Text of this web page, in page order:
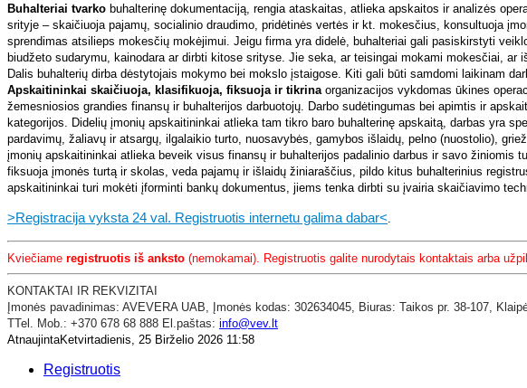
Buhalteriai tvarko buhalterinę dokumentaciją, rengia ataskaitas, atlieka apskaitos ir analizės
srityje – skaičiuoja pajamų, socialinio draudimo, pridėtinės vertės ir kt. mokesčius, konsultuoja
sprendimas atsilieps mokesčių mokėjimui. Jeigu firma yra didelė, buhalteriai gali pasiskirstyti
biudžeto sudarymu, kainodara ar dirbti kitose srityse. Jie seka, ar teisingai mokami mokesčiai,
Dalis buhalterių dirba dėstytojais mokymo bei mokslo įstaigose. Kiti gali būti samdomi laikinam
Apskaitininkai skaičiuoja, klasifikuoja, fiksuoja ir tikrinaorganizacijos vykdomas ūkines
žemesniosios grandies finansų ir buhalterijos darbuotojų. Darbo sudėtingumas bei apimtis ir
kategorijos. Didelių įmonių apskaitininkai atlieka tam tikro baro buhalterinę apskaitą, darbas yra
pardavimų, žaliavų ir atsargų, ilgalaikio turto, nuosavybės, gamybos išlaidų, pelno (nuostolio),
įmonių apskaitininkai atlieka beveik visus finansų ir buhalterijos padalinio darbus ir savo žiniomis
fiksuoja įmonės turtą ir skolas, veda pajamų ir išlaidų žiniaraščius, pildo kitus buhalterinius
apskaitininkai turi mokėti įforminti bankų dokumentus, jiems tenka dirbti su įvairia skaičiavimo
>Registracija vyksta 24 val. Registruotis internetu galima dabar<.
Kviečiame registruotis iš anksto (nemokamai). Registruotis galite nurodytais kontaktais arba
KONTAKTAI IR REKVIZITAI
​Įmonės pavadinimas: AVEVERA UAB, Įmonės kodas: 302634045, Biuras: Taikos pr. 38-107,
TTel. Mob.: +370 678 68 888 El.paštas: info@vev.lt
AtnaujintaKetvirtadienis, 25 Birželio 2026 11:58
Registruotis